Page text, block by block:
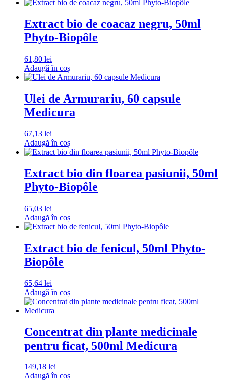
Extract bio de coacaz negru, 50ml
Phyto-Biopôle
61,80 lei
Adaugă în coș
Ulei de Armurariu, 60 capsule
Medicura
67,13 lei
Adaugă în coș
Extract bio din floarea pasiunii, 50ml
Phyto-Biopôle
65,03 lei
Adaugă în coș
Extract bio de fenicul, 50ml Phyto-
Biopôle
65,64 lei
Adaugă în coș
Concentrat din plante medicinale
pentru ficat, 500ml Medicura
149,18 lei
Adaugă în coș